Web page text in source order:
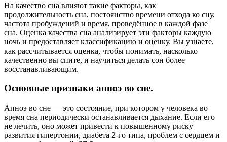
На качество сна влияют такие факторы, как
продолжительность сна, постоянство времени отхода ко сну,
частота пробуждений и время, проведённое в каждой фазе
сна. Оценка качества сна анализирует эти факторы каждую
ночь и предоставляет классификацию и оценку. Вы узнаете,
как рассчитывается оценка, чтобы понимать, насколько
качественно вы спите, и научиться делать сон более
восстанавливающим.
Основные признаки апноэ во сне.
Апноэ во сне — это состояние, при котором у человека во
время сна периодически останавливается дыхание. Если его
не лечить, оно может привести к повышенному риску
развития гипертонии, диабета 2-го типа, проблем с сердцем и